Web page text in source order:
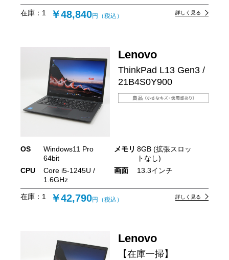
在庫： 1 ￥48,840円（税込） 詳しく見る
Lenovo
ThinkPad L13 Gen3 /
21B4S0Y900
OS
Windows11 Pro
64bit
メモリ 8GB (拡張スロッ
トなし)
CPU
Core i5-1245U /
1.6GHz
画面 13.3インチ
在庫： 1 ￥42,790円（税込） 詳しく見る
Lenovo
【在庫一掃】